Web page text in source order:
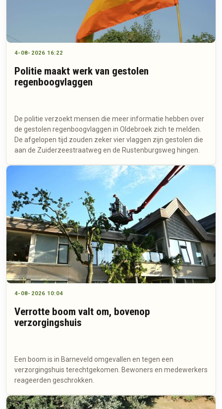
4-08-2026 16:22
Politie maakt werk van gestolen
regenboogvlaggen
De politie verzoekt mensen die meer informatie hebben over
de gestolen regenboogvlaggen in Oldebroek zich te melden.
De afgelopen tijd zouden zeker vier vlaggen zijn gestolen die
aan de Zuiderzeestraatweg en de Rustenburgsweg hingen.
4-08-2026 10:04
Verrotte boom valt om, bovenop
verzorgingshuis
Een boom is in Barneveld omgevallen en tegen een
verzorgingshuis terechtgekomen. Bewoners en medewerkers
reageerden geschrokken.